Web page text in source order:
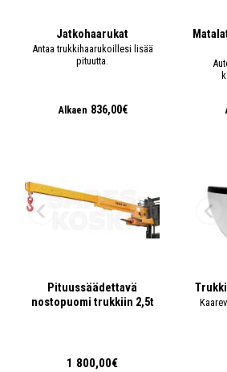
Jatkohaarukat
Antaa trukkihaarukoillesi lisää
pituutta.
Alkaen 836,00€
Pituussäädettavä
nostopuomi trukkiin 2,5t
1 800,00€